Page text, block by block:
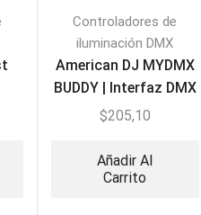
Controladores de
iluminación DMX
American DJ MYDMX
BUDDY | Interfaz DMX
– Software MYDMX
$205,10
Añadir Al
Carrito